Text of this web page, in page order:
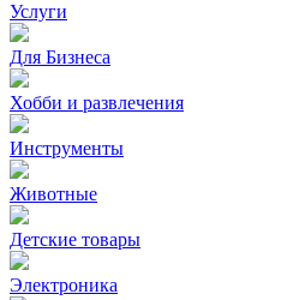
Услуги
Для Бизнеса
Хобби и развлечения
Инструменты
Животные
Детские товары
Электроника